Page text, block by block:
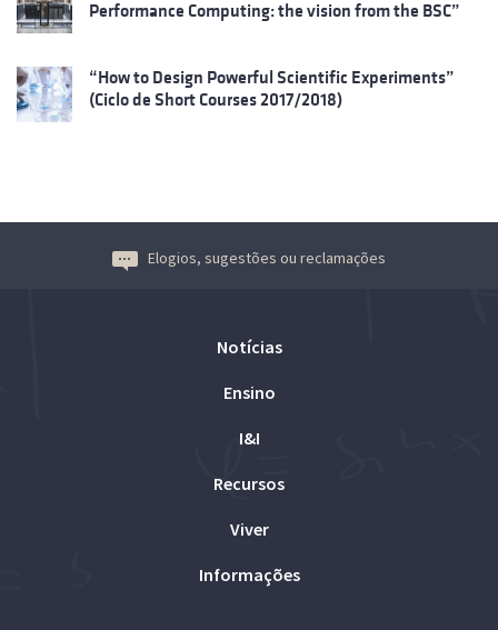
Performance Computing: the vision from the BSC”
“How to Design Powerful Scientific Experiments”
(Ciclo de Short Courses 2017/2018)
Elogios, sugestões ou reclamações
Notícias
Ensino
I&I
Recursos
Viver
Informações